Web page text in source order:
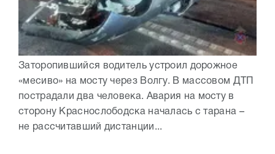
Заторопившийся водитель устроил дорожное
«месиво» на мосту через Волгу. В массовом ДТП
пострадали два человека. Авария на мосту в
сторону Краснослободска началась с тарана –
не рассчитавший дистанции...